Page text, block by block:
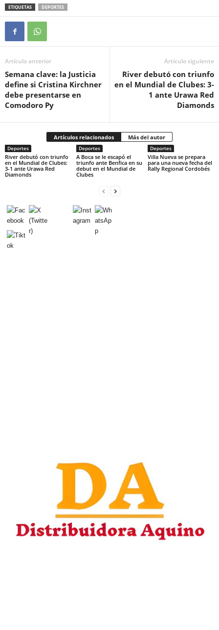
ETIQUETAS DEPORTES
Artículo anterior
Semana clave: la Justicia
define si Cristina Kirchner
debe presentarse en
Comodoro Py
Artículo siguiente
River debutó con triunfo
en el Mundial de Clubes: 3-
1 ante Urawa Red
Diamonds
Artículos relacionados Más del autor
Deportes
River debutó con triunfo
en el Mundial de Clubes:
3-1 ante Urawa Red
Diamonds
Deportes
A Boca se le escapó el
triunfo ante Benfica en su
debut en el Mundial de
Clubes
Deportes
Villa Nueva se prepara
para una nueva fecha del
Rally Regional Cordobés